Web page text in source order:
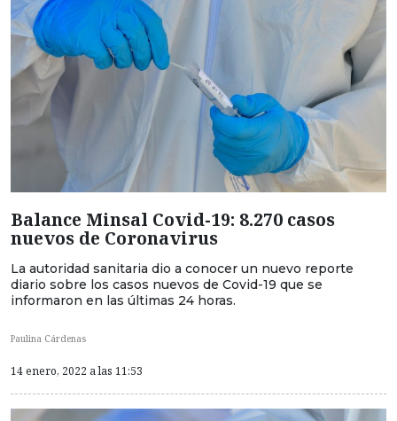
Balance Minsal Covid-19: 8.270 casos
nuevos de Coronavirus
La autoridad sanitaria dio a conocer un nuevo reporte
diario sobre los casos nuevos de Covid-19 que se
informaron en las últimas 24 horas.
Paulina Cárdenas
14 enero, 2022 a las 11:53